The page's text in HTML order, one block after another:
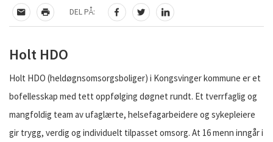
TIPS EN VENN
SKRIV UT
DEL PÅ:
DEL PÅ FACEBOOK
DEL PÅ TWITTER
DEL PÅ LINKEDIN
Holt HDO
Holt HDO (heldøgnsomsorgsboliger) i Kongsvinger kommune er et
bofellesskap med tett oppfølging døgnet rundt. Et tverrfaglig og
mangfoldig team av ufaglærte, helsefagarbeidere og sykepleiere
gir trygg, verdig og individuelt tilpasset omsorg. At 16 menn inngår i